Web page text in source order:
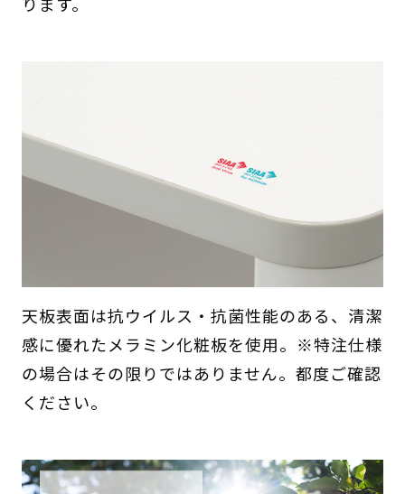
天板表面は抗ウイルス・抗菌性能のある、清潔
感に優れたメラミン化粧板を使用。※特注仕様
の場合はその限りではありません。都度ご確認
ください。